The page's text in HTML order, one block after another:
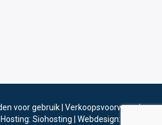
voor gebruik Verkoopsvoorwaarden
Hosting: Siohosting Webdesign: Sinergio